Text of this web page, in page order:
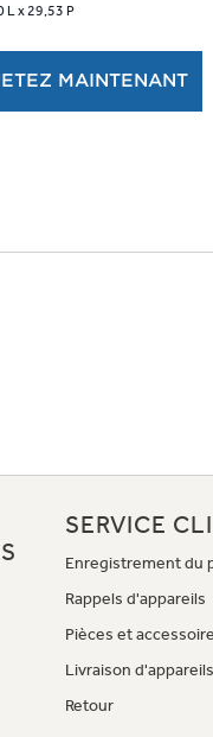
L x 29,53 P
MAINTENANT
SERVICE
Enregistrement du
Rappels d'appareils
Pièces et
Livraison d'appareils
Retour